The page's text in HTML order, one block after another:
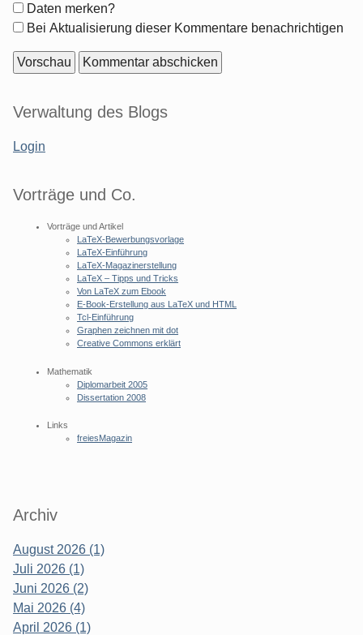
Formular-
Optionen
Daten merken?
Bei Aktualisierung dieser Kommentare benachrichtigen
Seitenleiste
Verwaltung des Blogs
Login
Vorträge und Co.
Vorträge und Artikel
LaTeX-Bewerbungsvorlage
LaTeX-Einführung
LaTeX-Magazinerstellung
LaTeX – Tipps und Tricks
Von LaTeX zum Ebook
E-Book-Erstellung aus LaTeX und HTML
Tcl-Einführung
Graphen zeichnen mit dot
Creative Commons erklärt
Mathematik
Diplomarbeit 2005
Dissertation 2008
Links
freiesMagazin
Archiv
August 2026 (1)
Juli 2026 (1)
Juni 2026 (2)
Mai 2026 (4)
April 2026 (1)